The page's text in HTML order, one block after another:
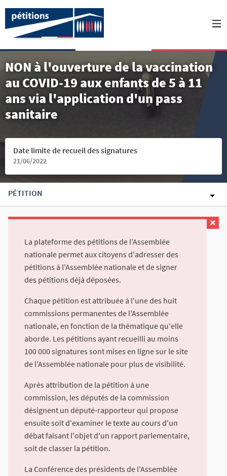
NON à l'ouverture de la vaccination
au COVID-19 aux enfants de 5 à 11
ans via l'application d'un pass
sanitaire
Date limite de recueil des signatures
21/06/2022
PÉTITION
La plateforme des pétitions de l'Assemblée
nationale permet aux citoyens d'adresser des
pétitions à l'Assemblée nationale et de signer
des pétitions déjà déposées.
Chaque pétition est attribuée à l'une des huit
commissions permanentes de l'Assemblée
nationale, en fonction de la thématique qu'elle
aborde. Les pétitions ayant recueilli au moins
100 000 signatures sont mises en ligne sur le site
de l'Assemblée nationale pour plus de visibilité.
Après attribution de la pétition à une
commission, les députés de la commission
désignent un député-rapporteur qui propose
ensuite soit d'examiner le texte au cours d'un
débat faisant l'objet d'un rapport parlementaire,
soit de classer la pétition.
La Conférence des présidents de l'Assemblée